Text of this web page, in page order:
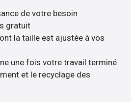
de votre besoin
gratuit
la taille est ajustée à vos
une fois votre travail terminé
et le recyclage des